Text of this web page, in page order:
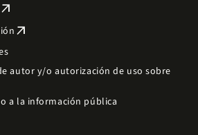
arrow_outward
arrow_outward
autor y/o autorización de uso sobre
a la información pública